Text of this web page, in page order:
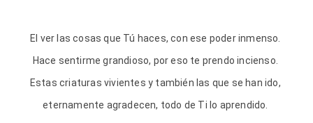
El ver las cosas que Tú haces, con ese poder inmenso.
Hace sentirme grandioso, por eso te prendo incienso.
Estas criaturas vivientes y también las que se han ido,
eternamente agradecen, todo de Ti lo aprendido.